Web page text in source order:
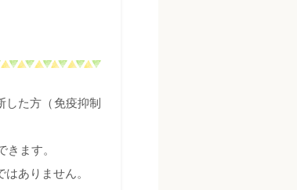
た方（免疫抑制
ます。
ありません。